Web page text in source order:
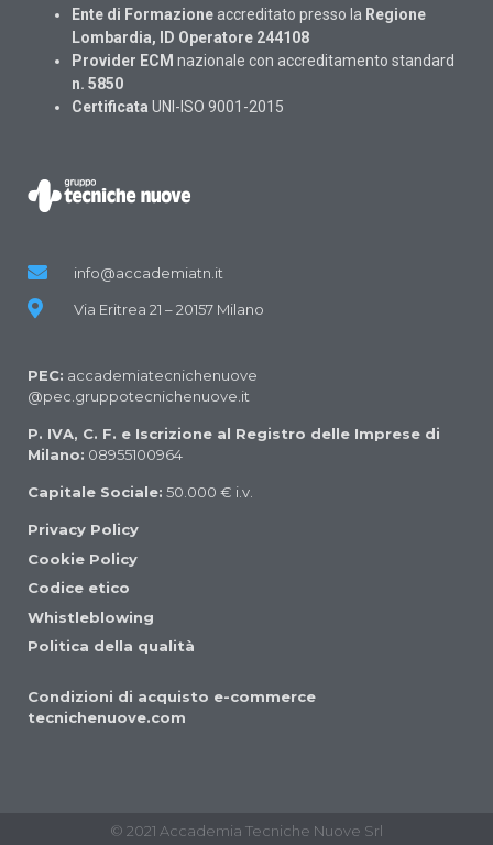
Ente di Formazione accreditato presso la Regione
Lombardia, ID Operatore 244108
Provider ECM nazionale con accreditamento standard
n. 5850
Certificata UNI-ISO 9001-2015
info@accademiatn.it
Via Eritrea 21 – 20157 Milano
PEC: accademiatecnichenuove
@pec.gruppotecnichenuove.it
P. IVA, C. F. e Iscrizione al Registro delle Imprese di
Milano: 08955100964
Capitale Sociale: 50.000 € i.v.
Privacy Policy
Cookie Policy
Codice etico
Whistleblowing
Politica della qualità
Condizioni di acquisto e-commerce
tecnichenuove.com
© 2021 Accademia Tecniche Nuove Srl